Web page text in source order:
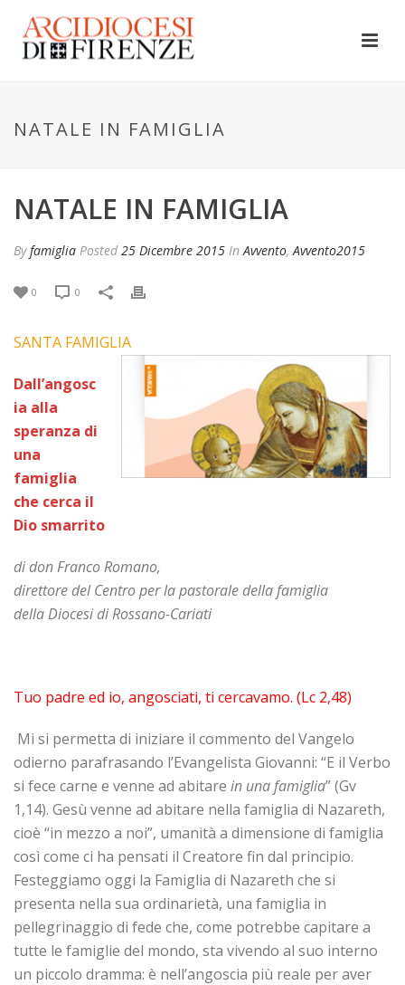
NATALE IN FAMIGLIA
NATALE IN FAMIGLIA
Byfamiglia Posted 25 Dicembre 2015 InAvvento,Avvento2015
0 0
SANTA FAMIGLIA
Dall’angosc
ia alla
speranza di
una
famiglia
che cerca il
Dio smarrito
di don Franco Romano,
direttore del Centro per la pastorale della famiglia
della Diocesi di Rossano-Cariati
Tuo padre ed io, angosciati, ti cercavamo. (Lc 2,48)
Mi si permetta di iniziare il commento del Vangelo
odierno parafrasando l’Evangelista Giovanni: “E il Verbo
si fece carne e venne ad abitare in una famiglia” (Gv
1,14). Gesù venne ad abitare nella famiglia di Nazareth,
cioè “in mezzo a noi”, umanità a dimensione di famiglia
così come ci ha pensati il Creatore fin dal principio.
Festeggiamo oggi la Famiglia di Nazareth che si
presenta nella sua ordinarietà, una famiglia in
pellegrinaggio di fede che, come potrebbe capitare a
tutte le famiglie del mondo, sta vivendo al suo interno
un piccolo dramma: è nell’angoscia più reale per aver